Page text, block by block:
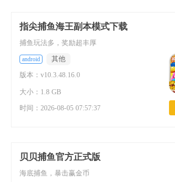
指尖捕鱼海王副本模式下载
捕鱼玩法多，奖励超丰厚
android 其他
版本：v10.3.48.16.0
大小：1.8 GB
时间： 2026-08-05 07:57:37
贝贝捕鱼官方正式版
海底捕鱼，暴击赢金币